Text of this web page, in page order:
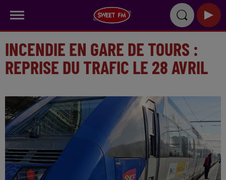
INCENDIE EN GARE DE TOURS :
REPRISE DU TRAFIC LE 28 AVRIL